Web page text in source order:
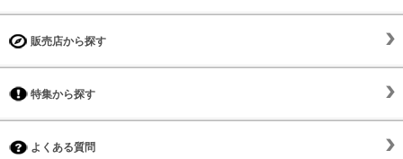
販売店から探す
特集から探す
よくある質問